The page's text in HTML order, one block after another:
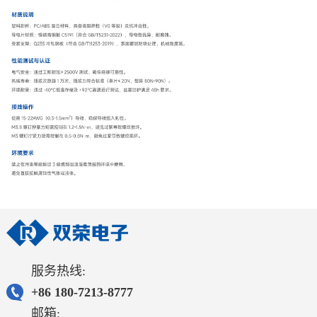
服务热线:
+86 180-7213-8777
邮箱: